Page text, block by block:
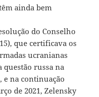
ainda bem
do Conselho
que certificava os
ucranianas
questão russa na
e na continuação
de 2021, Zelensky